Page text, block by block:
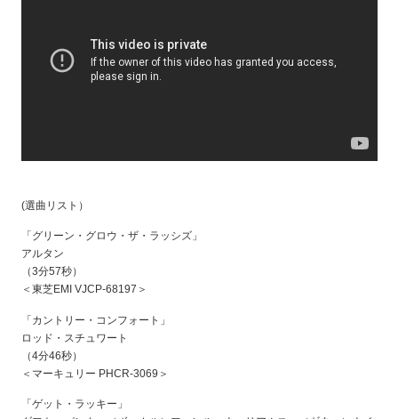
(選曲リスト）
「グリーン・グロウ・ザ・ラッシズ」
アルタン
（3分57秒）
＜東芝EMI VJCP-68197＞
「カントリー・コンフォート」
ロッド・スチュワート
（4分46秒）
＜マーキュリー PHCR-3069＞
「ゲット・ラッキー」